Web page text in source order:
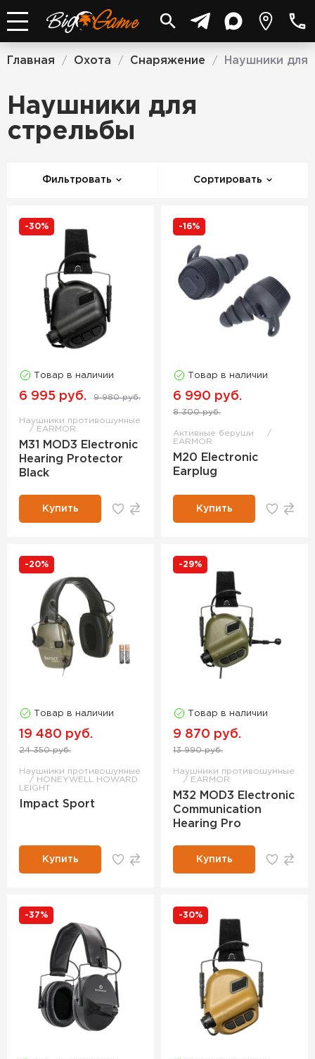
Главная / Охота / Снаряжение / Наушники для
Наушники для
стрельбы
Фильтровать Сортировать
-30%
Товар в наличии
6 995 руб. 9 980 руб.
Наушники противошумные
EARMOR
M31 MOD3 Electronic
Hearing Protector
Black
Купить
-16%
Товар в наличии
6 990 руб.
8 300 руб.
Активные беруши
EARMOR
M20 Electronic
Earplug
Купить
-20%
Товар в наличии
19 480 руб.
24 350 руб.
Наушники противошумные
HONEYWELL HOWARD
LEIGHT
Impact Sport
Купить
-29%
Товар в наличии
9 870 руб.
13 990 руб.
Наушники противошумные
EARMOR
M32 MOD3 Electronic
Communication
Hearing Pro
Купить
-37% -30%